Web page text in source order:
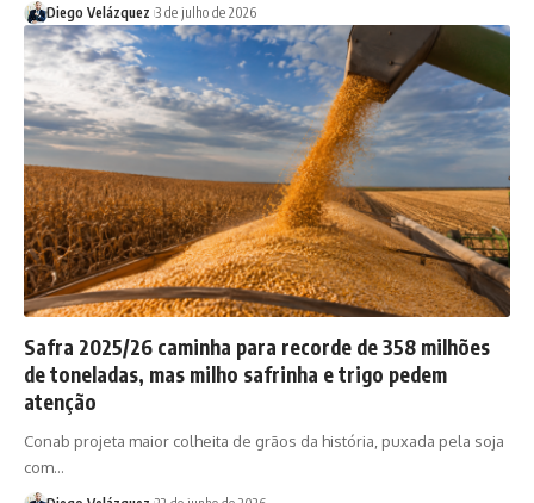
Diego Velázquez 3 de julho de 2026
Safra 2025/26 caminha para recorde de 358 milhões
de toneladas, mas milho safrinha e trigo pedem
atenção
Conab projeta maior colheita de grãos da história, puxada pela soja
com…